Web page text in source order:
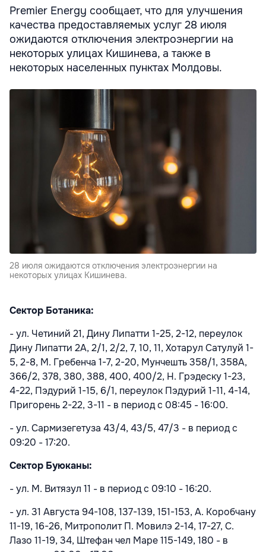
Premier Energy сообщает, что для улучшения
качества предоставляемых услуг 28 июля
ожидаются отключения электроэнергии на
некоторых улицах Кишинева, а также в
некоторых населенных пунктах Молдовы.
28 июля ожидаются отключения электроэнергии на
некоторых улицах Кишинева.
Сектор Ботаника:
- ул. Четиний 21, Дину Липатти 1-25, 2-12, переулок
Дину Липатти 2A, 2/1, 2/2, 7, 10, 11, Хотарул Сатулуй 1-
5, 2-8, М. Гребенча 1-7, 2-20, Мунчешть 358/1, 358A,
366/2, 378, 380, 388, 400, 400/2, Н. Грэдеску 1-23,
4-22, Пэдурий 1-15, 6/1, переулок Пэдурий 1-11, 4-14,
Пригорень 2-22, 3-11 - в период с 08:45 - 16:00.
- ул. Сармизегетуза 43/4, 43/5, 47/3 - в период с
09:20 - 17:20.
Сектор Буюканы:
- ул. М. Витязул 11 - в период с 09:10 - 16:20.
- ул. 31 Августа 94-108, 137-139, 151-153, А. Коробчану
11-19, 16-26, Митрополит П. Мовилэ 2-14, 17-27, С.
Лазо 11-19, 34, Штефан чел Маре 115-149, 180 - в